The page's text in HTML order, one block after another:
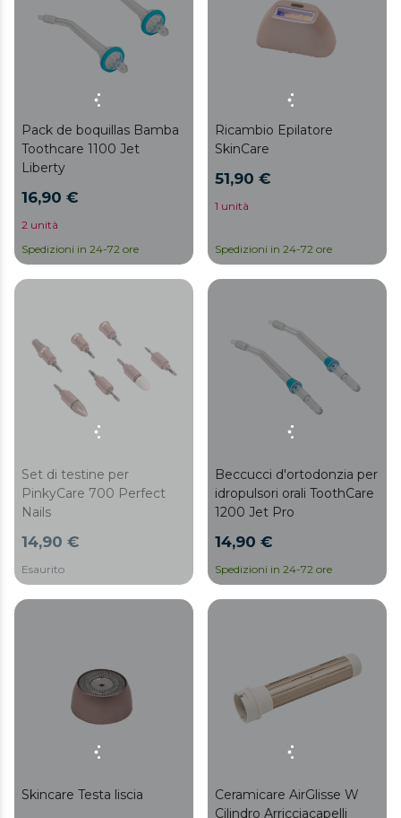
Pack de boquillas Bamba
Toothcare 1100 Jet
Liberty
16,90 €
2 unità
Spedizioni in 24-72 ore
Ricambio Epilatore
SkinCare
51,90 €
1 unità
Spedizioni in 24-72 ore
Set di testine per
PinkyCare 700 Perfect
Nails
14,90 €
Esaurito
Beccucci d'ortodonzia per
idropulsori orali ToothCare
1200 Jet Pro
14,90 €
Spedizioni in 24-72 ore
Skincare Testa liscia
Ceramicare AirGlisse W
Cilindro Arricciacapelli